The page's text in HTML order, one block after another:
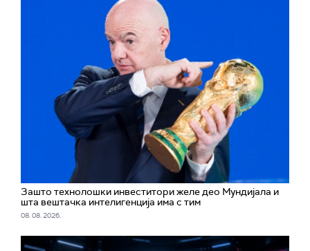
Зашто технолошки инвеститори желе део Мундијала и
шта вештачка интелигенција има с тим
08. 08. 2026.